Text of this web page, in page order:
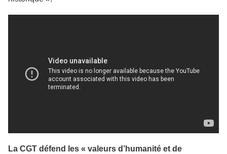
La CGT défend les « valeurs d’humanité et de